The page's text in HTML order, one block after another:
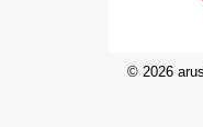
© 2026